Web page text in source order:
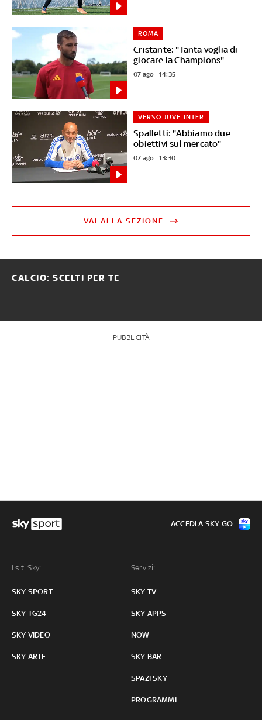
Cristante: "Tanta voglia di
giocare la Champions"
ROMA
07 ago - 14:35
Spalletti: "Abbiamo due
obiettivi sul mercato"
VERSO JUVE-INTER
07 ago - 13:30
VAI ALLA SEZIONE
CALCIO: SCELTI PER TE
PUBBLICITÀ
I siti Sky:
SKY SPORT
SKY TG24
SKY VIDEO
SKY ARTE
Servizi:
SKY TV
SKY APPS
NOW
SKY BAR
SPAZI SKY
PROGRAMMI
ACCEDI A SKY GO